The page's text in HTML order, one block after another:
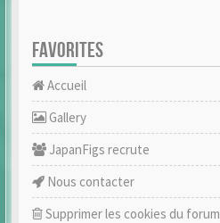
FAVORITES
Accueil
Gallery
JapanFigs recrute
Nous contacter
Supprimer les cookies du forum